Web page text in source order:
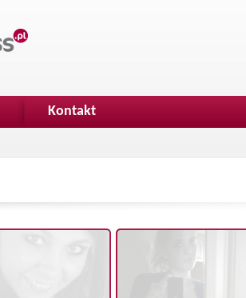
Kontakt